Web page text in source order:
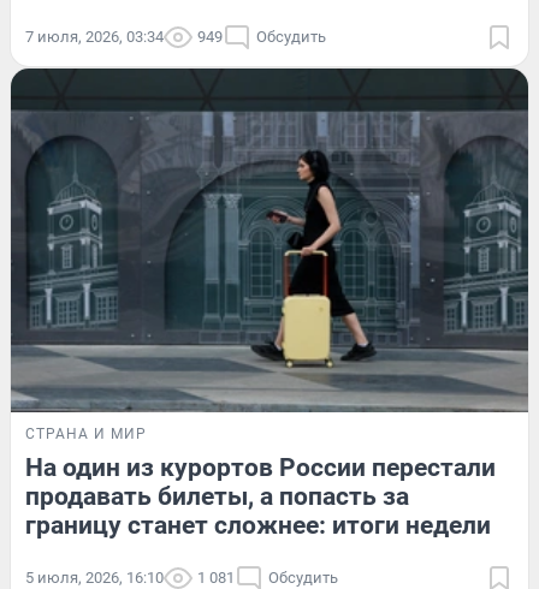
7 июля, 2026, 03:34 949 Обсудить
СТРАНА И МИР
На один из курортов России перестали
продавать билеты, а попасть за
границу станет сложнее: итоги недели
5 июля, 2026, 16:10 1 081 Обсудить